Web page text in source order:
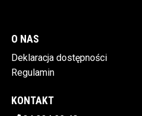
O NAS
Deklaracja dostępności
Regulamin
KONTAKT